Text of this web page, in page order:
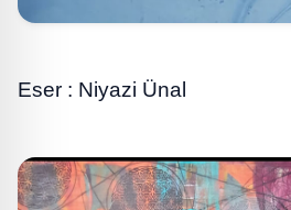
Eser : Niyazi Ünal